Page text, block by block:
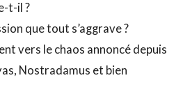
t-il ?
que tout s’aggrave ?
vers le chaos annoncé depuis
Nostradamus et bien